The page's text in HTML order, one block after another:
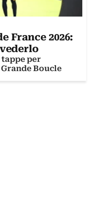
France 2026:
tappe per
Boucle